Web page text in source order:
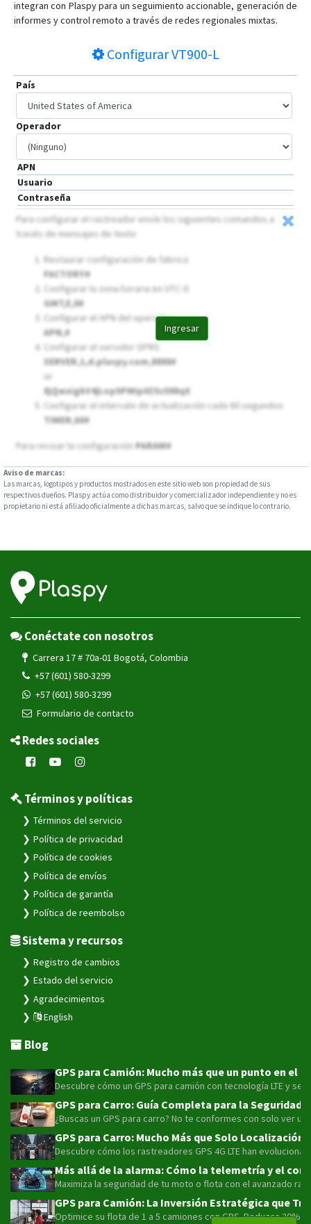
integran con Plaspy para un seguimiento accionable, generación de
informes y control remoto a través de redes regionales mixtas.
ConfigurarVT900-L
País
Operador
APN
Usuario
Contraseña
Ingresar
Para configurar el rastreador envíe los siguientes comandos a
través de mensajes de texto
Restaurar configuración de fabrica
FACTORY#
Configurar la zona horaria en UTC-0
GMT,E,0#
Configurar el APN del operador
APN,#
Configurar el servidor GPRS
SERVER,1,d.plaspy.com,8888#
or
8jQwxigkV4jLop5PMIp0Z5s588qX
Configurar el intervalo de actualización cada 60 segundos
TIMER,60#
Para revsiar la configuraciónPARAM#
Aviso de marcas:
Las marcas, logotipos y productos mostrados en este sitio web son propiedad de sus
respectivos dueños. Plaspy actúa como distribuidor y comercializador independiente y no es
propietario ni está afiliado oficialmente a dichas marcas, salvo que se indique lo contrario.
Conéctate con nosotros
Carrera 17 # 70a-01 Bogotá, Colombia
+57 (601) 580-3299
+57 (601) 580-3299
Formulario de contacto
Redes sociales
Términos y políticas
Términos del servicio
Política de privacidad
Política de cookies
Política de envíos
Política de garantía
Política de reembolso
Sistema y recursos
Registro de cambios
Estado del servicio
Agradecimientos
English
Blog
GPS para Camión: Mucho más que un punto en
Descubre cómo un GPS para camión con tecnología LTE y
GPS para Carro: Guía Completa para la
¿Buscas un GPS para carro? No te conformes con solo ver
GPS para Carro: Mucho Más que Solo Localización
Descubre cómo los rastreadores GPS 4G LTE han
Más allá de la alarma: Cómo la telemetría y el
Maximiza la seguridad de tu moto o flota con el avanzado
GPS para Camión: La Inversión Estratégica que
Optimice su flota de 1 a 5 camiones con GPS. Reduzca